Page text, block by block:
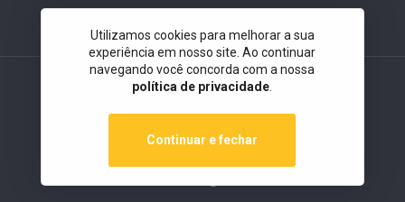
ENACTUS BRASIL © 2026TODOS OS DIREITOS RESERVADOS
PRIVACIDADE E TERMOS
Utilizamos cookies para melhorar a sua
experiência em nosso site. Ao continuar
navegando você concorda com a nossa
política de privacidade
Continuar e fechar